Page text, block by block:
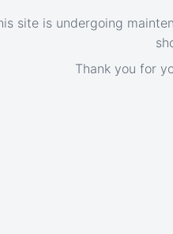
site is undergoing
Thank you for